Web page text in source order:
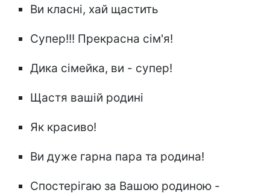
Ви класні, хай щастить
Супер!!! Прекрасна сім'я!
Дика сімейка, ви - супер!
Щастя вашій родині
Як красиво!
Ви дуже гарна пара та родина!
Спостерігаю за Вашою родиною -